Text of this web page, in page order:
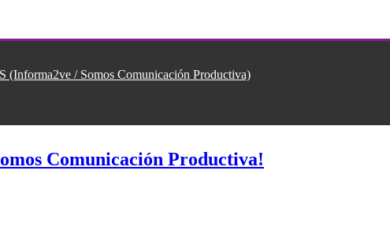
/ Somos Comunicación Productiva)
Comunicación Productiva!